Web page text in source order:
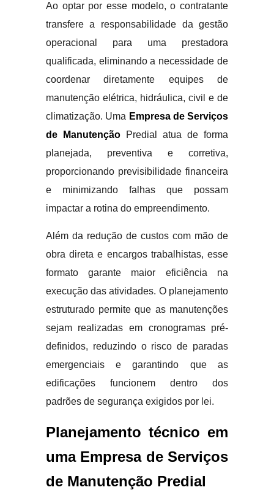
Ao optar por esse modelo, o contratante
transfere a responsabilidade da gestão
operacional para uma prestadora
qualificada, eliminando a necessidade de
coordenar diretamente equipes de
manutenção elétrica, hidráulica, civil e de
climatização. Uma Empresa de Serviços
de ManutençãoPredial atua de forma
planejada, preventiva e corretiva,
proporcionando previsibilidade financeira
e minimizando falhas que possam
impactar a rotina do empreendimento.
Além da redução de custos com mão de
obra direta e encargos trabalhistas, esse
formato garante maior eficiência na
execução das atividades. O planejamento
estruturado permite que as manutenções
sejam realizadas em cronogramas pré-
definidos, reduzindo o risco de paradas
emergenciais e garantindo que as
edificações funcionem dentro dos
padrões de segurança exigidos por lei.
Planejamento técnico em
uma Empresa de Serviços
de Manutenção Predial